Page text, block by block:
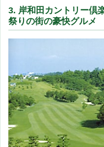
3. 岸和田カントリー倶
祭りの街の豪快グルメ